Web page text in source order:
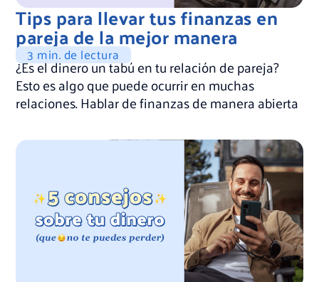
Tips para llevar tus finanzas en
pareja de la mejor manera
3 min. de lectura
¿Es el dinero un tabú en tu relación de pareja?
Esto es algo que puede ocurrir en muchas
relaciones. Hablar de finanzas de manera abierta